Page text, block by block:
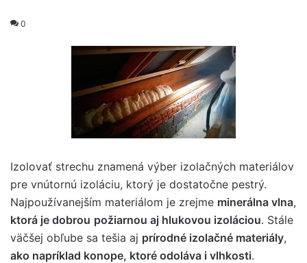
0
Izolovať strechu znamená výber izolačných materiálov
pre vnútornú izoláciu, ktorý je dostatočne pestrý.
Najpoužívanejším materiálom je zrejme minerálna vlna,
ktorá je dobrou požiarnou aj hlukovou izoláciou. Stále
väčšej obľube sa tešia aj prírodné izolačné materiály,
ako napríklad konope, ktoré odoláva i vlhkosti.